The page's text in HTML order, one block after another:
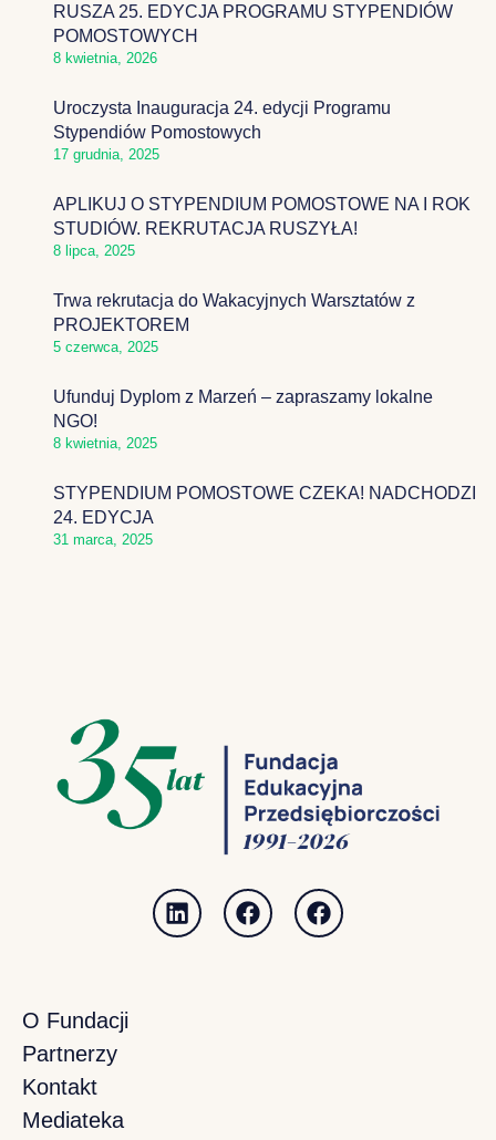
RUSZA 25. EDYCJA PROGRAMU STYPENDIÓW
POMOSTOWYCH
8 kwietnia, 2026
Uroczysta Inauguracja 24. edycji Programu
Stypendiów Pomostowych
17 grudnia, 2025
APLIKUJ O STYPENDIUM POMOSTOWE NA I ROK
STUDIÓW. REKRUTACJA RUSZYŁA!
8 lipca, 2025
Trwa rekrutacja do Wakacyjnych Warsztatów z
PROJEKTOREM
5 czerwca, 2025
Ufunduj Dyplom z Marzeń – zapraszamy lokalne
NGO!
8 kwietnia, 2025
STYPENDIUM POMOSTOWE CZEKA! NADCHODZI
24. EDYCJA
31 marca, 2025
O Fundacji
Partnerzy
Kontakt
Mediateka